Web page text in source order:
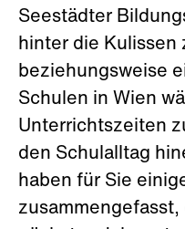
Seestädter
hinter die Kulissen
beziehungsweise
Schulen in Wien
Unterrichtszeiten
den Schulalltag
haben für Sie